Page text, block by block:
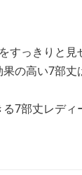
すっきりと見
の高い7部
7部丈レディ